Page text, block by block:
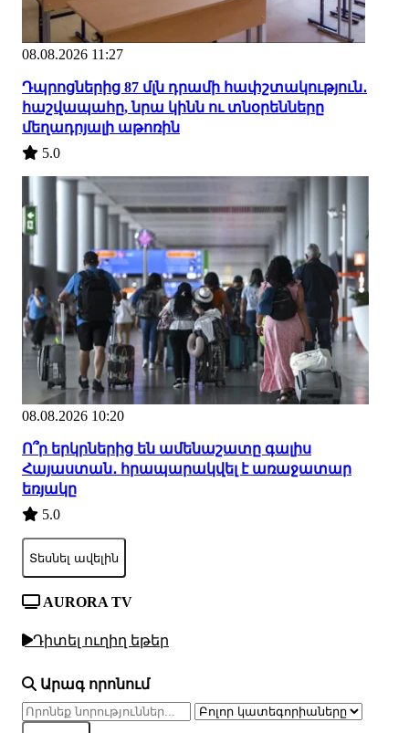
08.08.2026 11:27
Դպրոցներից 87 մլն դրամի հափշտակություն․
հաշվապահը, նրա կինն ու տնօրենները
մեղադրյալի աթոռին
5.0
08.08.2026 10:20
Ո՞ր երկրներից են ամենաշատը գալիս
Հայաստան․ հրապարակվել է առաջատար
եռյակը
5.0
Տեսնել ավելին
AURORA TV
Դիտել ուղիղ եթեր
Արագ որոնում